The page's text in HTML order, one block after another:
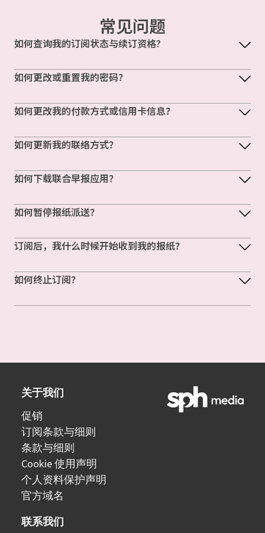
常见问题
如何查询我的订阅状态与续订资格?
如何更改或重置我的密码？
如何更改我的付款方式或信用卡信息？
如何更新我的联络方式？
如何下载联合早报应用？
如何暂停报纸派送？
订阅后，我什么时候开始收到我的报纸？
如何终止订阅？
关于我们
促销
订阅条款与细则
条款与细则
Cookie 使用声明
个人资料保护声明
官方域名
联系我们